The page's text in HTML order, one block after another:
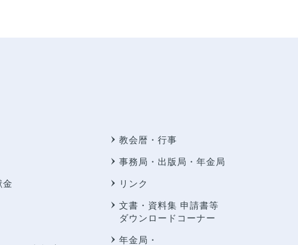
金
教会暦・行事
事務局・出版局・年金局
リンク
文書・資料集 申請書等
ダウンロードコーナー
年金局・